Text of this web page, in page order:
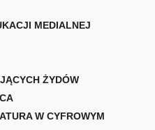
MEDIALNEJ
ŻYDÓW
W CYFROWYM